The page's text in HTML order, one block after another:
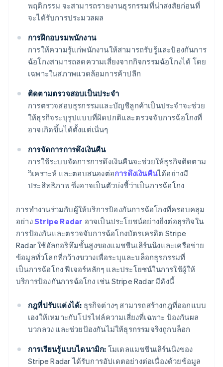
พฤติกรรม จะสามารถรายงานธุรกรรมที่น่าสงสัยก่อนที่
จะได้รับการประมวลผล
การฝึกอบรมพนักงาน
การให้ความรู้แก่พนักงานให้สามารถรับรู้และป้องกันการ
ฉ้อโกงสามารถลดความเสี่ยงจากกิจกรรมฉ้อโกงได้ โดย
เฉพาะในสภาพแวดล้อมการค้าปลีก
ติดตามตรวจสอบเป็นประจํา
การตรวจสอบธุรกรรมและบัญชีลูกค้าเป็นประจําจะช่วย
ให้ธุรกิจระบุรูปแบบที่ผิดปกติและตรวจจับการฉ้อโกงที่
อาจเกิดขึ้นได้ตั้งแต่เนิ่นๆ
การจัดการการดึงเงินคืน
การใช้ระบบจัดการการดึงเงินคืนจะช่วยให้ธุรกิจติดตาม
วิเคราะห์ และตอบสนองต่อการดึงเงินคืนได้อย่างมี
ประสิทธิภาพ ซึ่งอาจเป็นตัวบ่งชี้ว่าเป็นการฉ้อโกง
การทํางานร่วมกับผู้ให้บริการป้องกันการฉ้อโกงที่ครอบคลุม
อย่างStripe Radar อาจเป็นประโยชน์อย่างยิ่งต่อธุรกิจใน
การป้องกันและตรวจจับการฉ้อโกงบัตรเครดิต Stripe
Radar ใช้อัลกอริทึมขั้นสูงของแมชชีนเลิร์นนิงและเครือข่าย
ข้อมูลทั่วโลกที่กว้างขวางเพื่อระบุและบล็อกธุรกรรมที่
เป็นการฉ้อโกง ฟีเจอร์หลักๆ และประโยชน์ในการใช้ผู้ให้
บริการป้องกันการฉ้อโกง เช่น Stripe Radar มีดังนี้
กฎที่ปรับแต่งได้: ธุรกิจต่างๆ สามารถสร้างกฎที่ออกแบบ
เองให้เหมาะกับโปรไฟล์ความเสี่ยงที่เฉพาะ ป้องกันผล
บวกลวง และช่วยป้องกันไม่ให้ธุรกรรมจริงถูกบล็อก
การเรียนรู้แบบไดนามิก: โมเดลแมชชีนเลิร์นนิงของ
Stripe Radar ได้รับการอัปเดตอย่างต่อเนื่องด้วยข้อมูล